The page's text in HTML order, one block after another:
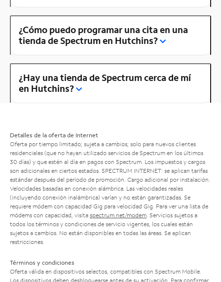
¿Cómo puedo programar una cita en una
tienda de Spectrum en Hutchins?
¿Hay una tienda de Spectrum cerca de mí
en Hutchins?
Detalles de la oferta de Internet
Oferta por tiempo limitado; sujeta a cambios; solo para nuevos clientes
residenciales (que no hayan utilizado servicios de Spectrum en los últimos
30 días) y que estén al día en pagos con Spectrum. Los impuestos y cargos
son adicionales en ciertos estados. SPECTRUM INTERNET: se aplican tarifas
estándar después del período de promoción. Cargo adicional por instalación.
Velocidades basadas en conexión alámbrica. Las velocidades reales
(incluyendo conexión inalámbrica) varían y no están garantizadas. Se
requiere módem con capacidad Gig para velocidad Gig. Para ver una lista de
módems con capacidad, visita spectrum.net/modem . Servicios sujetos a
todos los términos y condiciones de servicio vigentes, los cuales están
sujetos a cambios. No están disponibles en todas las áreas. Se aplican
restricciones.
Términos y condiciones
Oferta válida en dispositivos selectos, compatibles con Spectrum Mobile.
Los dispositivos deben desbloquearse antes de su activación. Para confirmar